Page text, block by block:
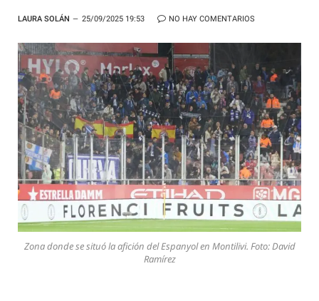
LAURA SOLÁN 25/09/2025 19:53 NO HAY COMENTARIOS
Zona donde se situó la afición del Espanyol en Montilivi. Foto: David
Ramírez